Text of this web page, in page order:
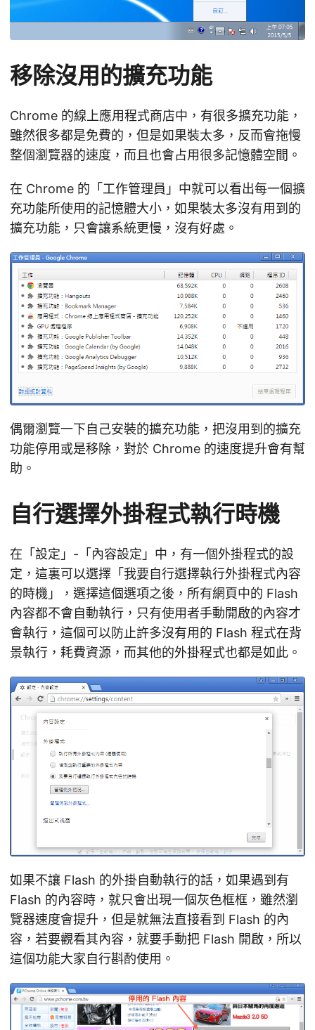
移除沒用的擴充功能
Chrome 的線上應用程式商店中，有很多擴充功能，
雖然很多都是免費的，但是如果裝太多，反而會拖慢
整個瀏覽器的速度，而且也會占用很多記憶體空間。
在 Chrome 的「工作管理員」中就可以看出每一個擴
充功能所使用的記憶體大小，如果裝太多沒有用到的
擴充功能，只會讓系統更慢，沒有好處。
偶爾瀏覽一下自己安裝的擴充功能，把沒用到的擴充
功能停用或是移除，對於 Chrome 的速度提升會有幫
助。
自行選擇外掛程式執行時機
在「設定」-「內容設定」中，有一個外掛程式的設
定，這裏可以選擇「我要自行選擇執行外掛程式內容
的時機」，選擇這個選項之後，所有網頁中的 Flash
內容都不會自動執行，只有使用者手動開啟的內容才
會執行，這個可以防止許多沒有用的 Flash 程式在背
景執行，耗費資源，而其他的外掛程式也都是如此。
如果不讓 Flash 的外掛自動執行的話，如果遇到有
Flash 的內容時，就只會出現一個灰色框框，雖然瀏
覽器速度會提升，但是就無法直接看到 Flash 的內
容，若要觀看其內容，就要手動把 Flash 開啟，所以
這個功能大家自行斟酌使用。